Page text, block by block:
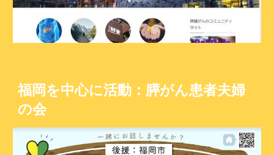
福岡を中心に活動：膵がん患者夫婦
の会